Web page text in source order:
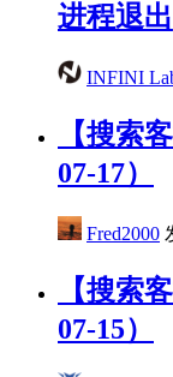
进程退出
INFINI
【搜索
07-17）
Fred2000
【搜索
07-15）